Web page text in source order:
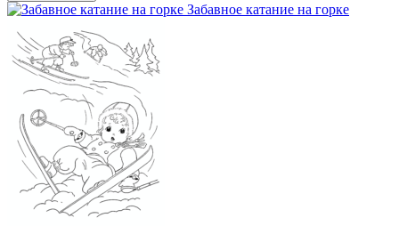
Забавное катание на горке